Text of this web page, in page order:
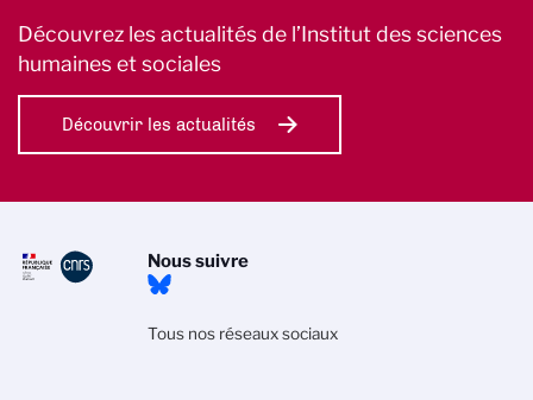
Découvrez les actualités de l’Institut des sciences
humaines et sociales
Découvrir les actualités
Nous suivre
Tous nos réseaux sociaux